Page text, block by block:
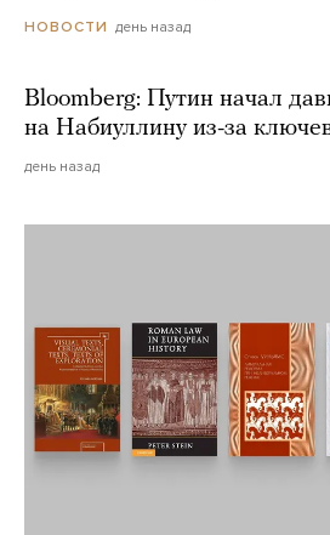
НОВОСТИ день назад
Bloomberg: Путин начал
на Набиуллину из-за
день назад